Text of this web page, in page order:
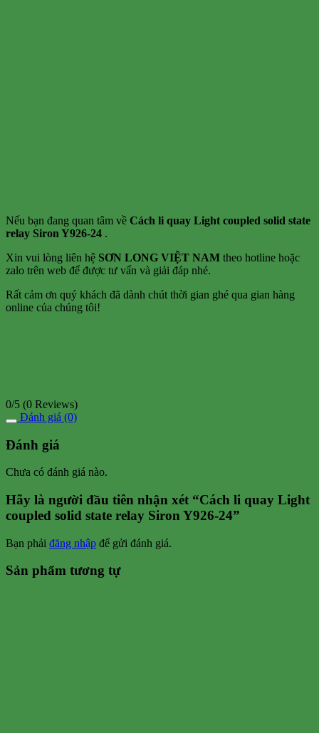
Nếu bạn đang quan tâm về Cách li quay Light coupled solid state
relay Siron Y926-24 .
Xin vui lòng liên hệ SƠN LONG VIỆT NAM theo hotline hoặc
zalo trên web để được tư vấn và giải đáp nhé.
Rất cảm ơn quý khách đã dành chút thời gian ghé qua gian hàng
online của chúng tôi!
0/5 (0 Reviews)
Đánh giá (0)
Đánh giá
Chưa có đánh giá nào.
Hãy là người đầu tiên nhận xét “Cách li quay Light
coupled solid state relay Siron Y926-24”
Bạn phải đăng nhập để gửi đánh giá.
Sản phẩm tương tự